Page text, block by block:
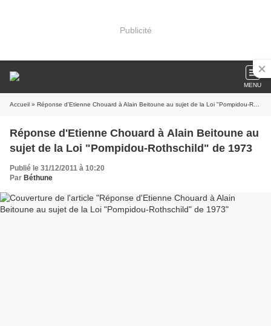
Publicité
MENU
Accueil » Réponse d'Etienne Chouard à Alain Beitoune au sujet de la Loi "Pompidou-Rothschild" de 1973
Réponse d'Etienne Chouard à Alain Beitoune au
sujet de la Loi "Pompidou-Rothschild" de 1973
Publié le 31/12/2011 à 10:20
Par Béthune